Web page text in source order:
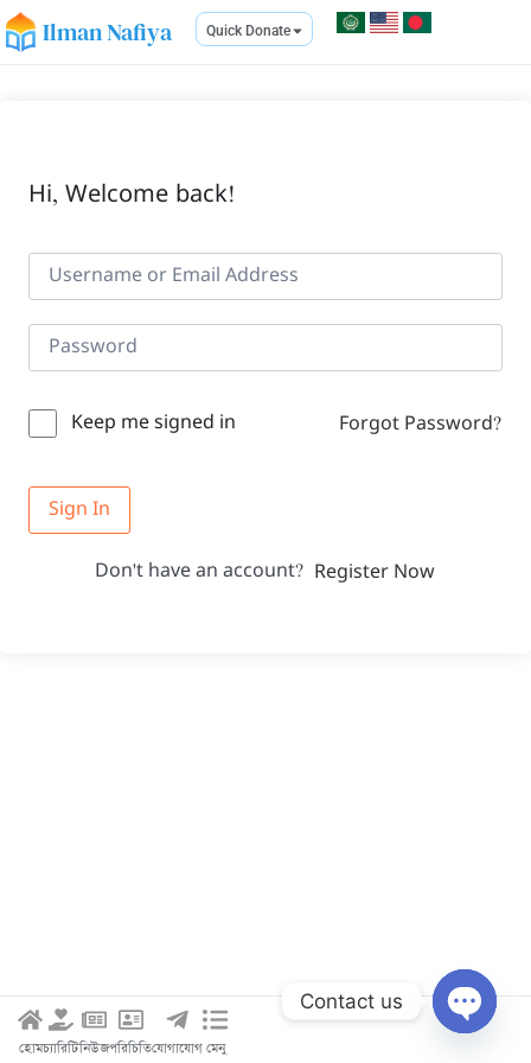
Ilman Nafiya Quick Donate
Hi, Welcome back!
Keep me signed in Forgot Password?
Sign In
Don't have an account? Register Now
হোমচ্যারিটিনিউজপরিচিতিযোগাযোগ মেনু
Contact us